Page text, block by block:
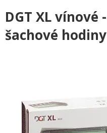
DGT XL vínové -
šachové hodiny